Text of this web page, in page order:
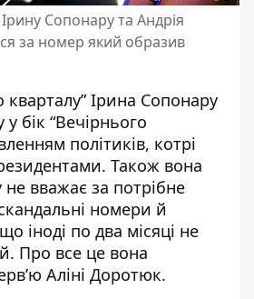
Сопонару та Андрія
за номер який образив
кварталу” Ірина Сопонару
бік “Вечірнього
політиків, котрі
Також вона
вважає за потрібне
номери й
іноді по два місяці не
Про все це вона
Аліні Доротюк.